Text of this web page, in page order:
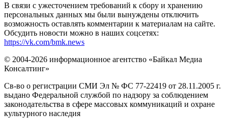
В связи с ужесточением требований к сбору и хранению
персональных данных мы были вынуждены отключить
возможность оставлять комментарии к материалам на сайте.
Обсудить новости можно в наших соцсетях:
https://vk.com/bmk.news
© 2004-2026 информационное агентство «Байкал Медиа
Консалтинг»
Св-во о регистрации СМИ Эл № ФС 77-22419 от 28.11.2005 г.
выдано Федеральной службой по надзору за соблюдением
законодательства в сфере массовых коммуникаций и охране
культурного наследия